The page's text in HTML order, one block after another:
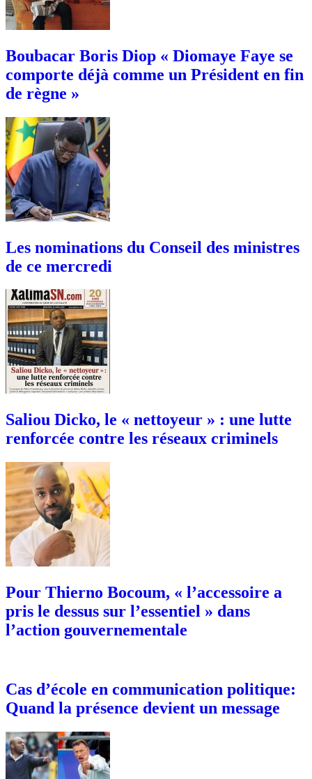
Boubacar Boris Diop « Diomaye Faye se
comporte déjà comme un Président en fin
de règne »
Les nominations du Conseil des ministres
de ce mercredi
Saliou Dicko, le « nettoyeur » : une lutte
renforcée contre les réseaux criminels
Pour Thierno Bocoum, « l’accessoire a
pris le dessus sur l’essentiel » dans
l’action gouvernementale
Cas d’école en communication politique:
Quand la présence devient un message